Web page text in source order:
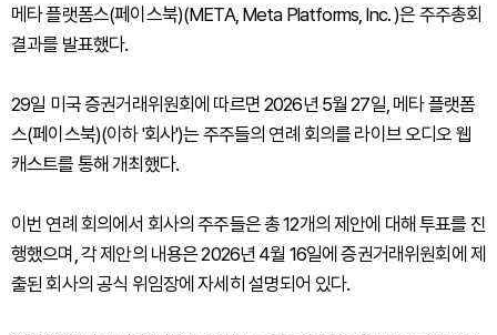
메타 플랫폼스(페이스북)(META, Meta Platforms, Inc. )은 주주총회
결과를 발표했다.
29일 미국 증권거래위원회에 따르면 2026년 5월 27일, 메타 플랫폼
스(페이스북)(이하 '회사')는 주주들의 연례 회의를 라이브 오디오 웹
캐스트를 통해 개최했다.
이번 연례 회의에서 회사의 주주들은 총 12개의 제안에 대해 투표를 진
행했으며, 각 제안의 내용은 2026년 4월 16일에 증권거래위원회에 제
출된 회사의 공식 위임장에 자세히 설명되어 있다.